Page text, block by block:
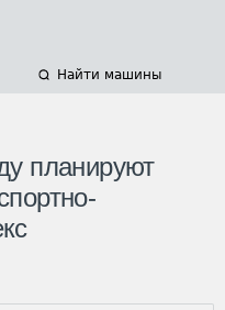
Найти машины
планируют